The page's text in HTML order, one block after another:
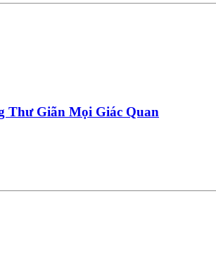
Thư Giãn Mọi Giác Quan